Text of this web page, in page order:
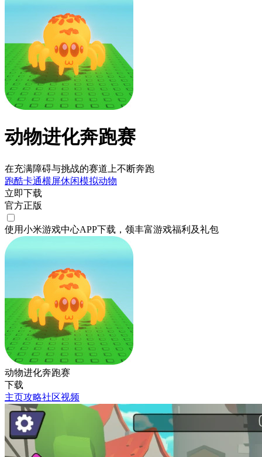
动物进化奔跑赛
在充满障碍与挑战的赛道上不断奔跑
跑酷卡通横屏休闲模拟动物
立即下载
官方正版
使用小米游戏中心APP下载 ，领丰富游戏福利 及礼包
动物进化奔跑赛
下载
主页攻略社区视频